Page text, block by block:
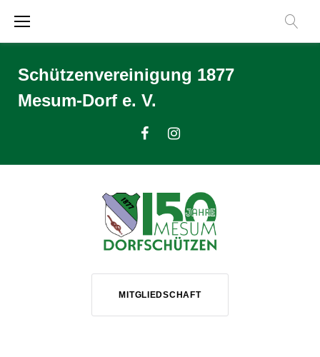
Schützenvereinigung 1877
Mesum-Dorf e. V.
MITGLIEDSCHAFT